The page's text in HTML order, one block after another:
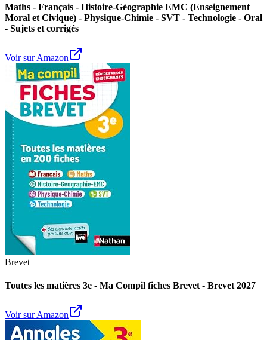
Maths - Français - Histoire-Géographie EMC (Enseignement
Moral et Civique) - Physique-Chimie - SVT - Technologie - Oral
- Sujets et corrigés
Voir sur Amazon
Brevet
Toutes les matières 3e - Ma Compil fiches Brevet - Brevet 2027
Voir sur Amazon